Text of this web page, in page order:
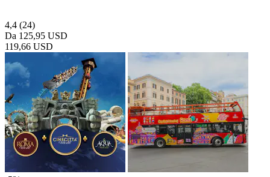
4,4 (24)
Da 125,95 USD
119,66 USD